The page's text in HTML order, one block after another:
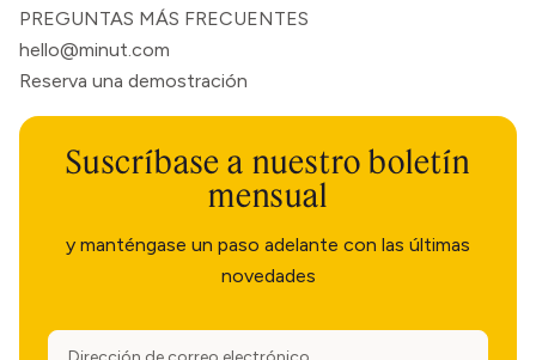
PREGUNTAS MÁS FRECUENTES
hello@minut.com
Reserva una demostración
Suscríbase a nuestro boletín
mensual
y manténgase un paso adelante con las últimas
novedades